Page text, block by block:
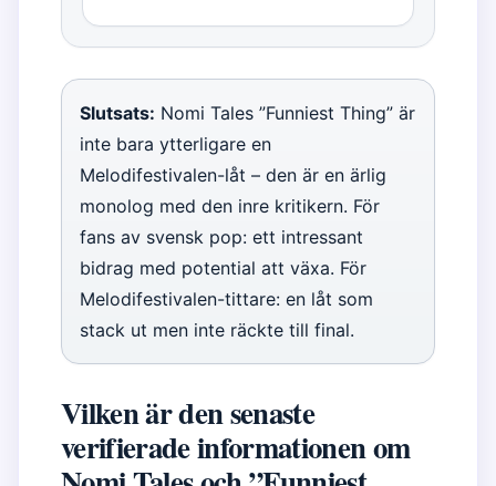
Slutsats: Nomi Tales ”Funniest Thing” är
inte bara ytterligare en
Melodifestivalen-låt – den är en ärlig
monolog med den inre kritikern. För
fans av svensk pop: ett intressant
bidrag med potential att växa. För
Melodifestivalen-tittare: en låt som
stack ut men inte räckte till final.
Vilken är den senaste
verifierade informationen om